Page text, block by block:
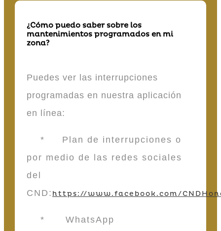
¿Cómo puedo saber sobre los
mantenimientos programados en mi
zona?
Puedes ver las interrupciones
programadas en nuestra aplicación
en línea:
* Plan de interrupciones o
por medio de las redes sociales
del
CND: https://www.facebook.com/
* WhatsApp